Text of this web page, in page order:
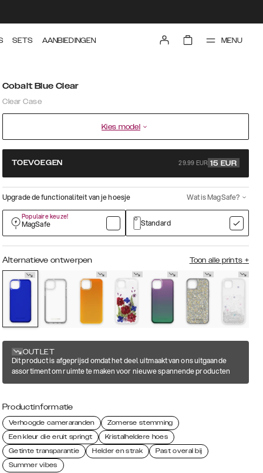
SETS AANBIEDINGEN MENU
Cobalt Blue Clear
Clear Case
Kies model
TOEVOEGEN 29.99 EUR 15 EUR
Upgrade de functionaliteit van je hoesje Wat is MagSafe?
Populaire keuze!
MagSafe Standard
Alternatieve ontwerpen Toon alle prints +
OUTLET
Dit product is afgeprijsd omdat het deel uitmaakt van ons uitgaande
assortiment om ruimte te maken voor nieuwe spannende producten
Productinformatie
Verhoogde cameraranden
Zomerse stemming
Een kleur die eruit springt
Kristalheldere hoes
Getinte transparantie
Helder en strak
Past overal bij
Summer vibes